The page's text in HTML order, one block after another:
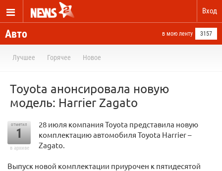
Вход
Авто в мою ленту 3157
Лучшее Горячее Новое
Toyota анонсировала новую
модель: Harrier Zagato
отметил
1
в архиве
28 июля компания Toyota представила новую
комплектацию автомобиля Toyota Harrier –
Zagato.
Выпуск новой комплектации приурочен к пятидесятой